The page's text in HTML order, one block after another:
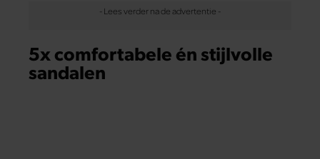
5x comfortabele én stijlvolle
sandalen